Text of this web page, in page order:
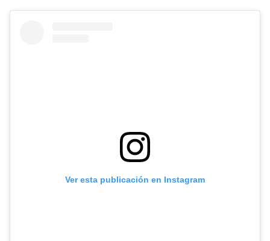
Ver esta publicación en Instagram